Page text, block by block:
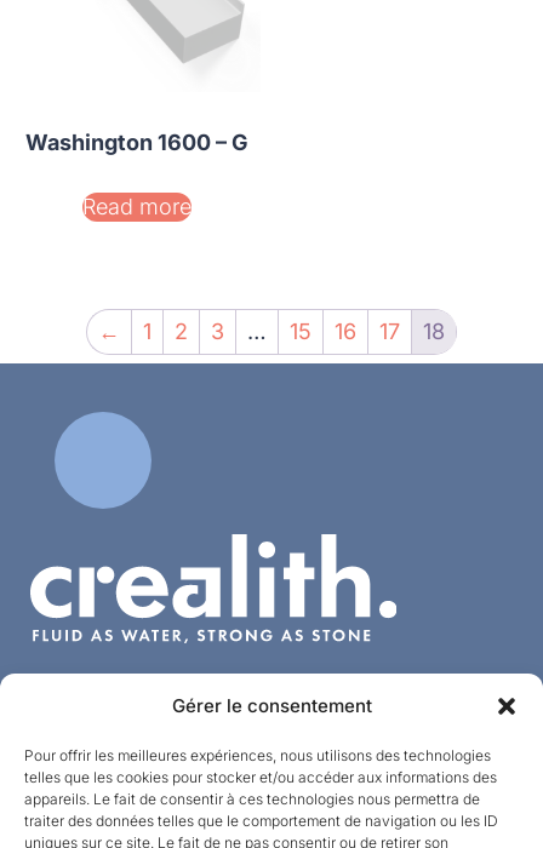
Gérer le consentement
Pour offrir les meilleures expériences, nous utilisons des technologies
telles que les cookies pour stocker et/ou accéder aux informations des
appareils. Le fait de consentir à ces technologies nous permettra de
traiter des données telles que le comportement de navigation ou les ID
uniques sur ce site. Le fait de ne pas consentir ou de retirer son
Washington 1600 – G
Read more
← 1 2 3 … 15 16 17 18
4671 Barchon – Belgium
BE 0427.762.278 – RPM Liège
info@crealith.be +32 (0)4 377 40